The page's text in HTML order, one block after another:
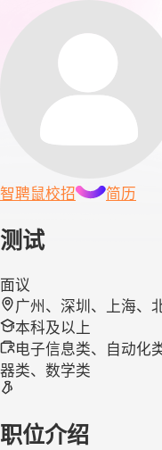
智聘鼠校招 简历
测试
面议
广州、深圳、上海、
本科及以上
电子信息类、自动化
器类、数学类
职位介绍